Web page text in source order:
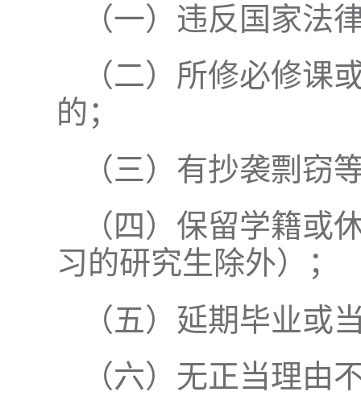
（一）违反国家法
（二）所修必修课
的；
（三）有抄袭剽窃
（四）保留学籍或
习的研究生除外）；
（五）延期毕业或
（六）无正当理由